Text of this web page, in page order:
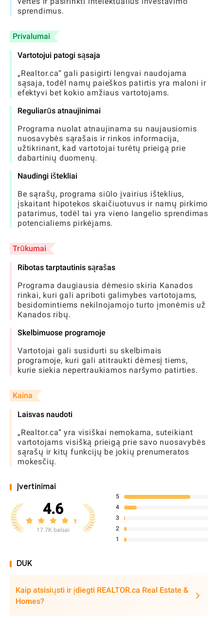
sprendimus.
Privalumai
Vartotojui patogi sąsaja
„Realtor.ca“ gali pasigirti lengvai naudojama
sąsaja, todėl namų paieškos patirtis yra maloni ir
efektyvi bet kokio amžiaus vartotojams.
Reguliarūs atnaujinimai
Programa nuolat atnaujinama su naujausiomis
nuosavybės sąrašais ir rinkos informacija,
užtikrinant, kad vartotojai turėtų prieigą prie
dabartinių duomenų.
Naudingi ištekliai
Be sąrašų, programa siūlo įvairius išteklius,
įskaitant hipotekos skaičiuotuvus ir namų pirkimo
patarimus, todėl tai yra vieno langelio sprendimas
potencialiems pirkėjams.
Trūkumai
Ribotas tarptautinis sąrašas
Programa daugiausia dėmesio skiria Kanados
rinkai, kuri gali apriboti galimybes vartotojams,
besidomintiems nekilnojamojo turto įmonėmis už
Kanados ribų.
Skelbimuose programoje
Vartotojai gali susidurti su skelbimais
programoje, kuri gali atitraukti dėmesį tiems,
kurie siekia nepertraukiamos naršymo patirties.
Kaina
Laisvas naudoti
„Realtor.ca“ yra visiškai nemokama, suteikiant
vartotojams visišką prieigą prie savo nuosavybės
sąrašų ir kitų funkcijų be jokių prenumeratos
mokesčių.
Įvertinimai
4.6
17.7K balsai
5
4
3
2
1
DUK
Kaip atsisiųsti ir įdiegti REALTOR.ca Real Estate &
Homes?